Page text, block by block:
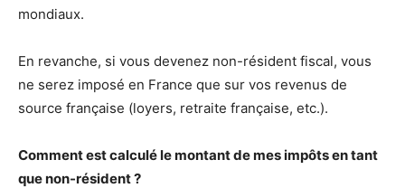
mondiaux.
En revanche, si vous devenez non-résident fiscal, vous
ne serez imposé en France que sur vos revenus de
source française (loyers, retraite française, etc.).
Comment est calculé le montant de mes impôts en tant
que non-résident ?